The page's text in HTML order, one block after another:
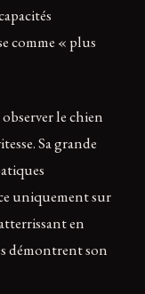
comme « plus
le chien
Sa grande
uniquement sur
en
démontrent son